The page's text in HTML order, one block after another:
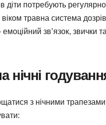
потребують
травна система
зв’язок, звички та
з нічними